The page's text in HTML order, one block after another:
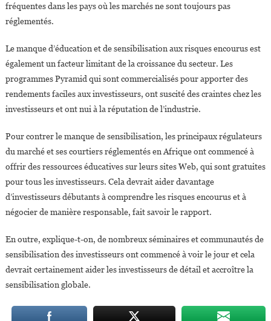
fréquentes dans les pays où les marchés ne sont toujours pas
réglementés.
Le manque d’éducation et de sensibilisation aux risques encourus est
également un facteur limitant de la croissance du secteur. Les
programmes Pyramid qui sont commercialisés pour apporter des
rendements faciles aux investisseurs, ont suscité des craintes chez les
investisseurs et ont nui à la réputation de l’industrie.
Pour contrer le manque de sensibilisation, les principaux régulateurs
du marché et ses courtiers réglementés en Afrique ont commencé à
offrir des ressources éducatives sur leurs sites Web, qui sont gratuites
pour tous les investisseurs. Cela devrait aider davantage
d’investisseurs débutants à comprendre les risques encourus et à
négocier de manière responsable, fait savoir le rapport.
En outre, explique-t-on, de nombreux séminaires et communautés de
sensibilisation des investisseurs ont commencé à voir le jour et cela
devrait certainement aider les investisseurs de détail et accroître la
sensibilisation globale.